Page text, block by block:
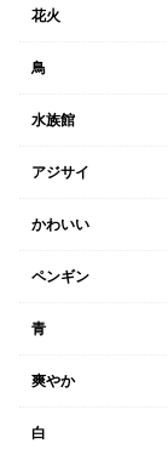
花火
鳥
水族館
アジサイ
かわいい
ペンギン
青
爽やか
白